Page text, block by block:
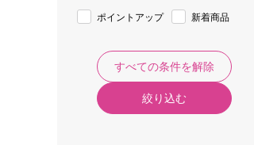
ポイントアップ 新着商品
すべての条件を解除
絞り込む